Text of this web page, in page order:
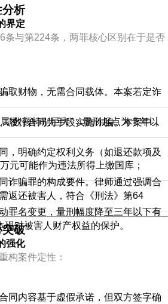
析
界定
条与第224条，两罪核心区别在于是否
取财物，无需合同载体。本案若定诈
“数额特别巨大”，量刑起点为十年以
履行合同为手段实施诈骗。本案中，
，明确约定权利义务（如退还款项及
诈骗罪的构成要件。律师通过强调合
罪名变更，量刑幅度降至三年以下有
元可能作为违法所得上缴国库；
返还被害人，符合《刑法》第64
现对被害人财产权益的保护。
破
强化
构案件定性：
合同内容基于虚假承诺，但双方签字确